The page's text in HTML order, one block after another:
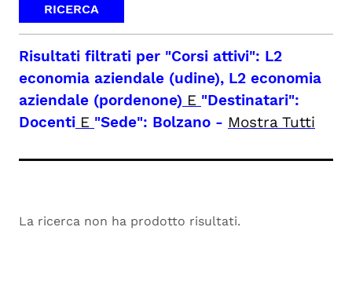
Risultati filtrati per "Corsi attivi": L2
economia aziendale (udine), L2 economia
aziendale (pordenone) E "Destinatari":
Docenti E "Sede": Bolzano - Mostra Tutti
La ricerca non ha prodotto risultati.